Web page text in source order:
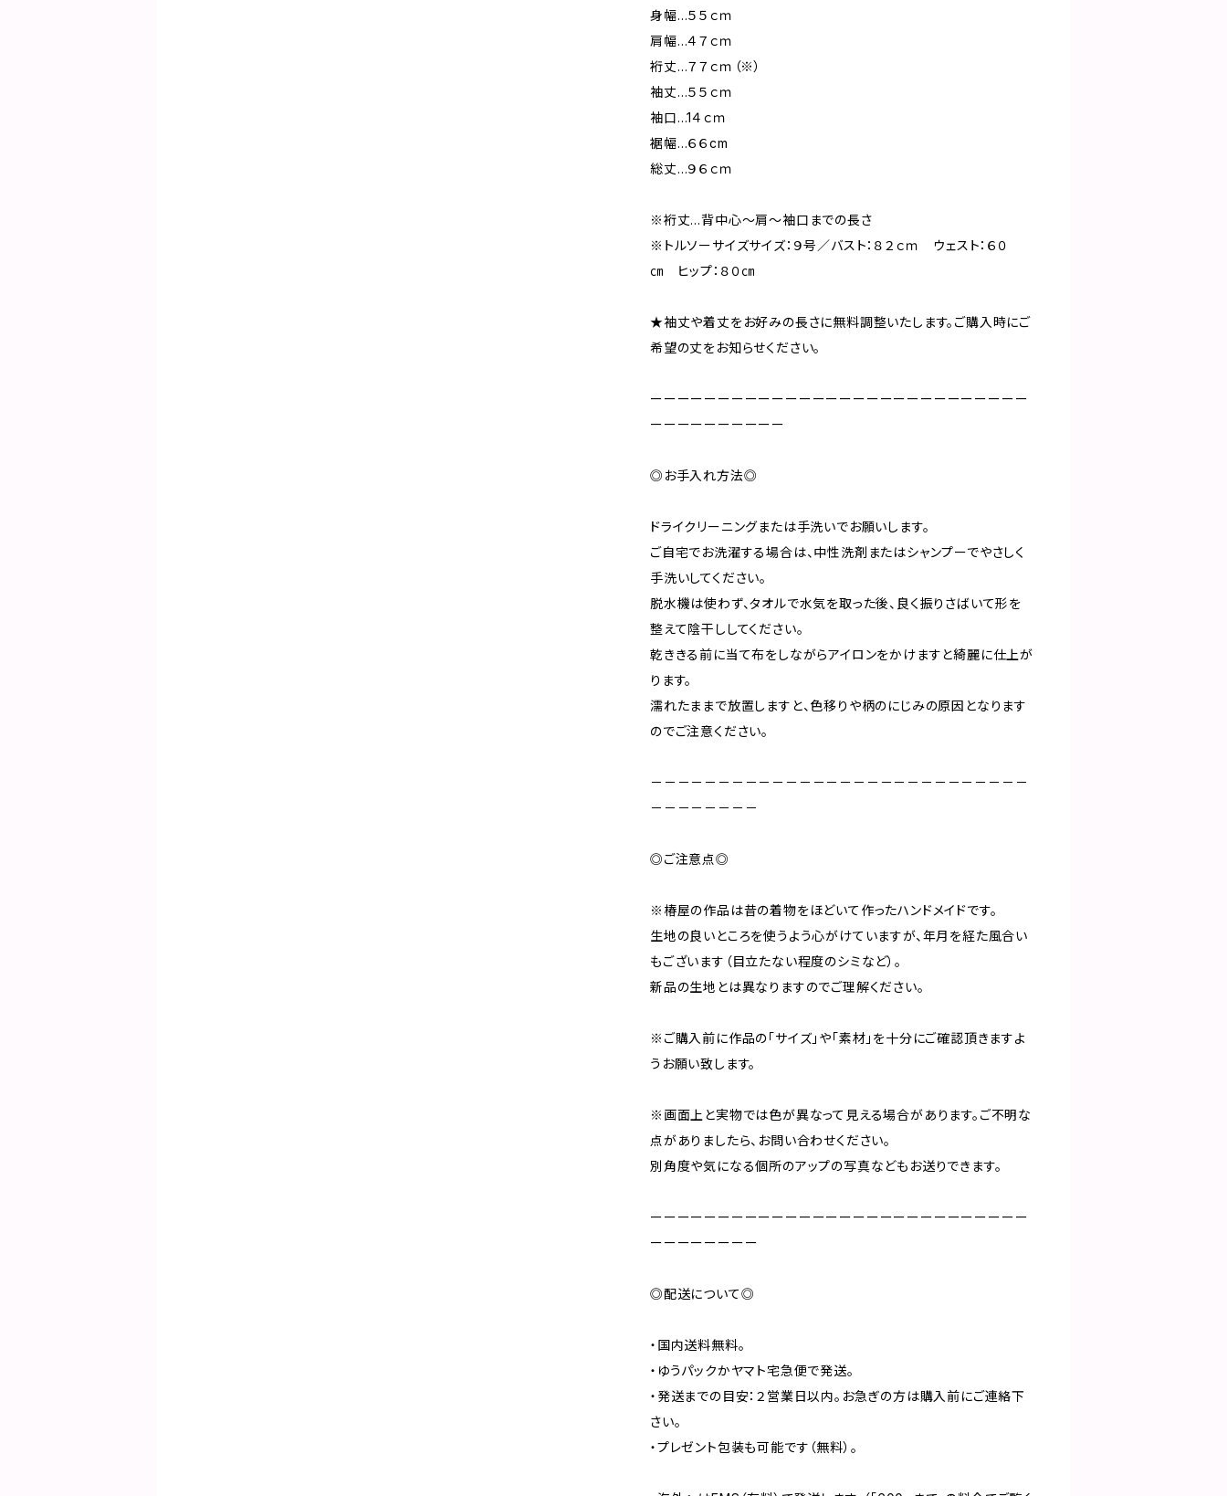
身幅…５５ｃｍ
肩幅…４７ｃｍ
裄丈…７７ｃｍ（※）
袖丈…５５ｃｍ
袖口…1４ｃｍ
裾幅…６６cm
総丈…９６ｃｍ
※裄丈…背中心～肩～袖口までの長さ
※トルソーサイズサイズ：９号／バスト：８２ｃｍ ウェスト：６０
㎝ ヒップ：８０㎝
★袖丈や着丈をお好みの長さに無料調整いたします。ご購入時にご
希望の丈をお知らせください。
ーーーーーーーーーーーーーーーーーーーーーーーーーーーー
ーーーーーーーーーー
◎お手入れ方法◎
ドライクリーニングまたは手洗いでお願いします。
ご自宅でお洗濯する場合は、中性洗剤またはシャンプーでやさしく
手洗いしてください。
脱水機は使わず、タオルで水気を取った後、良く振りさばいて形を
整えて陰干ししてください。
乾ききる前に当て布をしながらアイロンをかけますと綺麗に仕上が
ります。
濡れたままで放置しますと、色移りや柄のにじみの原因となります
のでご注意ください。
－－－－－－－－－－－－－－－－－－－－－－－－－－－－
－－－－－－－－
◎ご注意点◎
※椿屋の作品は昔の着物をほどいて作ったハンドメイドです。
生地の良いところを使うよう心がけていますが、年月を経た風合い
もございます（目立たない程度のシミなど）。
新品の生地とは異なりますのでご理解ください。
※ご購入前に作品の「サイズ」や「素材」を十分にご確認頂きますよ
うお願い致します。
※画面上と実物では色が異なって見える場合があります。ご不明な
点がありましたら、お問い合わせください。
別角度や気になる個所のアップの写真などもお送りできます。
ーーーーーーーーーーーーーーーーーーーーーーーーーーーー
ーーーーーーーー
◎配送について◎​
・国内送料無料。​
・ゆうパックかヤマト宅急便で発送。​
・発送までの目安：２営業日以内。お急ぎの方は購入前にご連絡下
さい。​
・プレゼント包装も可能です（無料）。